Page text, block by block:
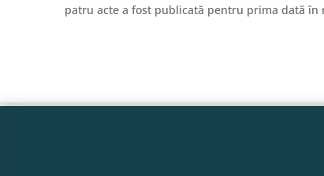
patru acte a fost publicată pentru prima dată în